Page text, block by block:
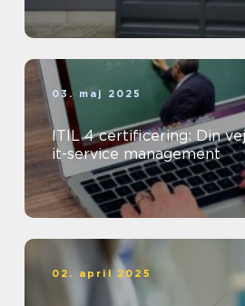
03. maj 2025
ITIL 4 certificering: Din
it-service management
02. april 2025